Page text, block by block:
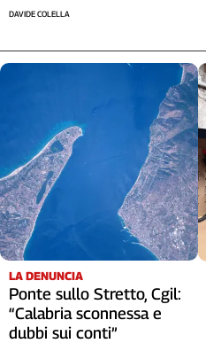
DAVIDE COLELLA
LA DENUNCIA
Ponte sullo Stretto, Cgil:
“Calabria sconnessa e
dubbi sui conti”